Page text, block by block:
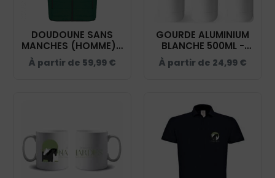
DOUDOUNE SANS
MANCHES (HOMME) -
DOMAINE DES
HARDIES - VERT
À partir de 59,99 €
GOURDE ALUMINIUM
BLANCHE 500ML -
DOMAINE DES
HARDIES - GRD001
À partir de 24,99 €